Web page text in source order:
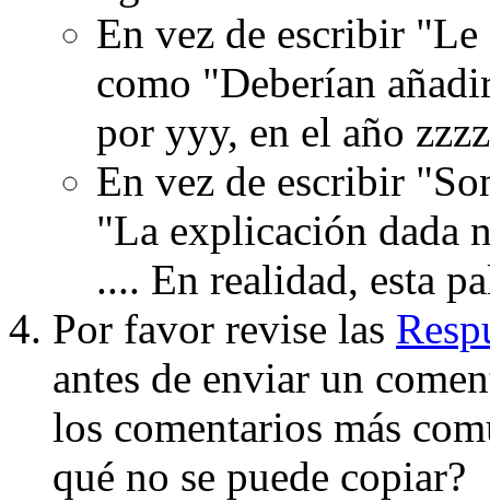
En vez de escribir
como "Deberían
por yyy, en el año
En vez de escribir
"La explicación dada
.... En realidad, esta
Por favor revise las
antes de enviar un
los comentarios más
qué no se puede copiar?